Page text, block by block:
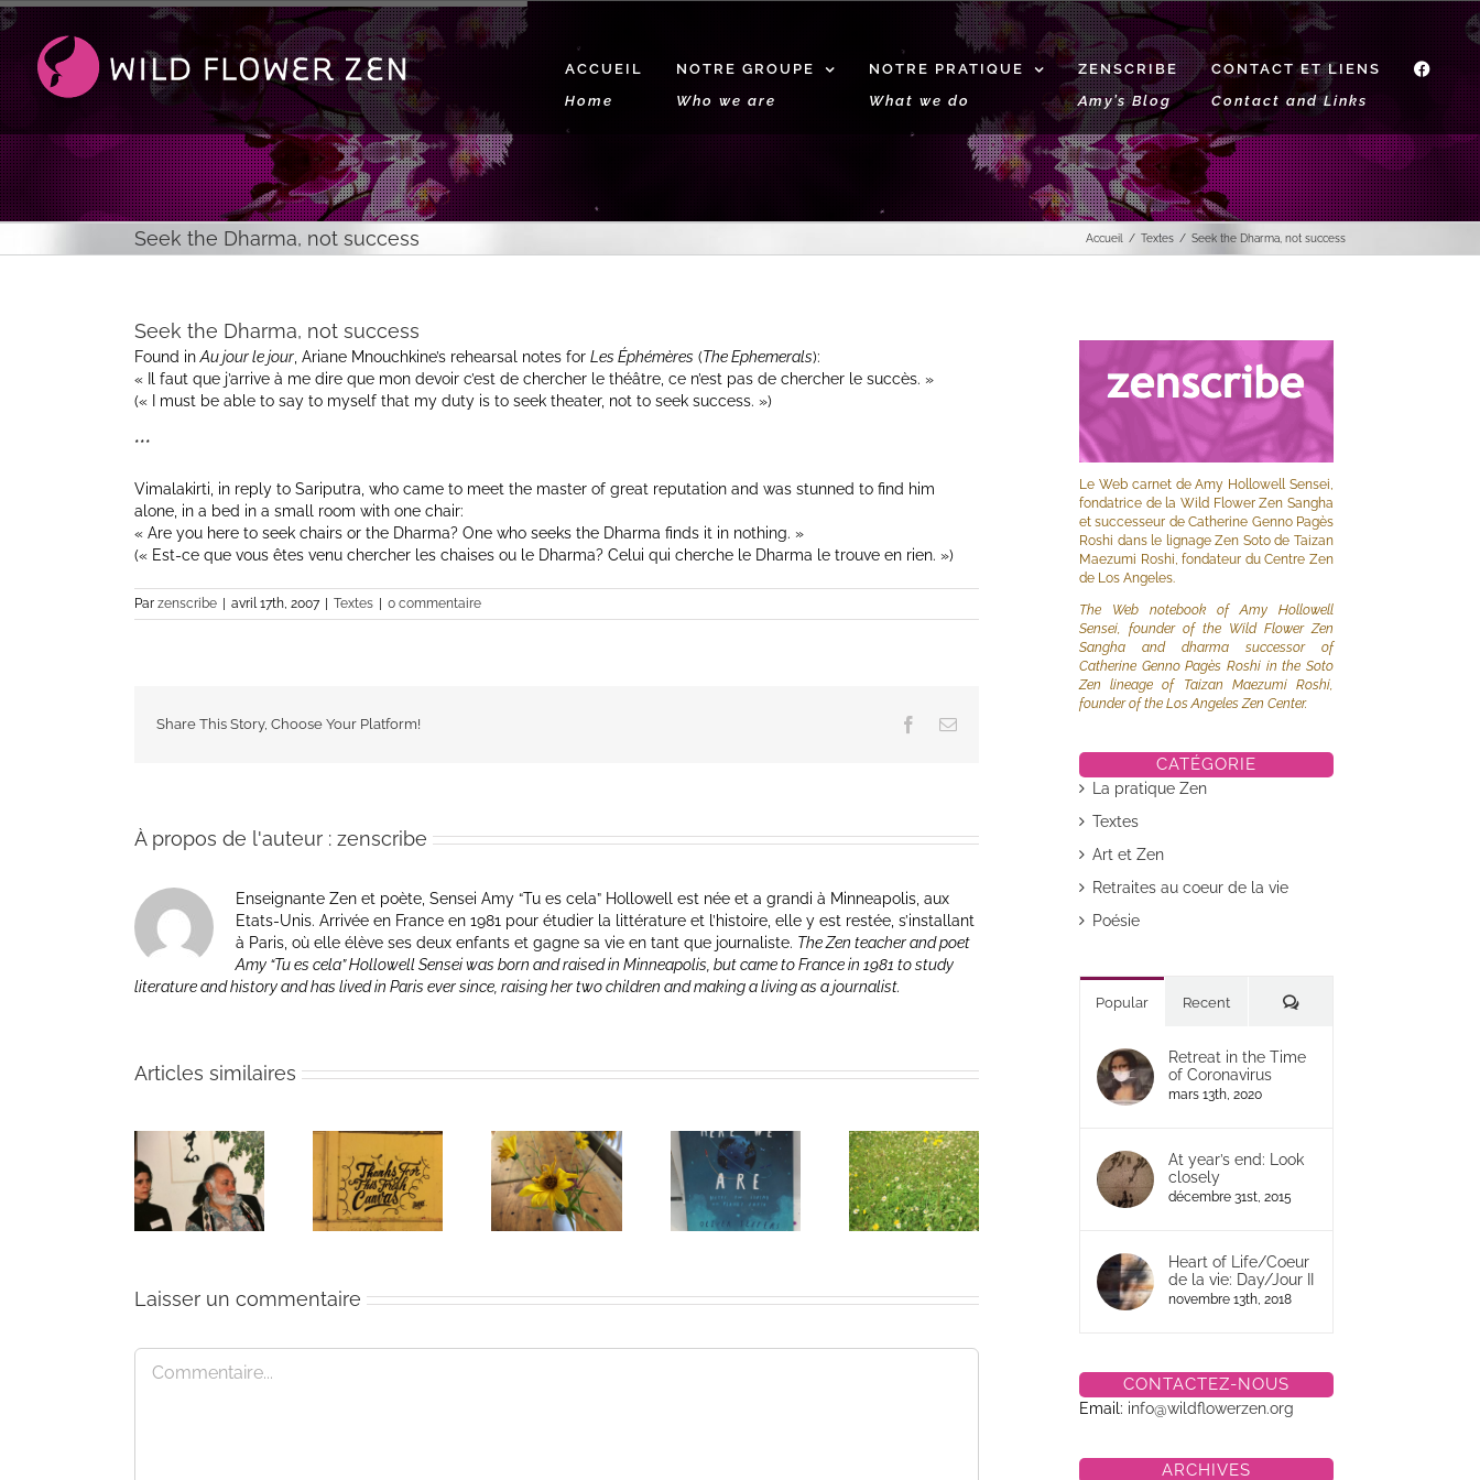
Passer
au
contenu
ACCUEIL
Home
NOTRE GROUPE
Who we are
NOTRE PRATIQUE
What we do
ZENSCRIBE
Amy’s Blog
CONTACT ET LIENS
Contact and Links
f
Seek the Dharma, not success Accueil Textes Seek the Dharma, not success
Seek the Dharma, not success
Found inAu jour le jour , Ariane Mnouchkine’s rehearsal notes for Les Éphémères (The Ephemerals):
« Il faut que j’arrive à me dire que mon devoir c’est de chercher le théâtre, ce n’est pas de chercher le succès. »
(« I must be able to say to myself that my duty is to seek theater, not to seek success. »)
***
Vimalakirti, in reply to Sariputra, who came to meet the master of great reputation and was stunned to find him
alone, in a bed in a small room with one chair:
« Are you here to seek chairs or the Dharma? One who seeks the Dharma finds it in nothing. »
(« Est-ce que vous êtes venu chercher les chaises ou le Dharma? Celui qui cherche le Dharma le trouve en rien. »)
Par zenscribe avril 17th, 2007 Textes 0 commentaire
Share This Story, Choose Your Platform! Facebook
Email
À propos de l'auteur : zenscribe
Enseignante Zen et poète, Sensei Amy “Tu es cela” Hollowell est née et a grandi à Minneapolis, aux
Etats-Unis. Arrivée en France en 1981 pour étudier la littérature et l’histoire, elle y est restée, s’installant
à Paris, où elle élève ses deux enfants et gagne sa vie en tant que journaliste. The Zen teacher and poet
Amy “Tu es cela” Hollowell Sensei was born and raised in Minneapolis, but came to France in 1981 to study
literature and history and has lived in Paris ever since, raising her two children and making a living as a journalist.
Articles similaires
Une toile
fraîche
Un bouquet
d’écriture et
méditation
I Can’t Do It
Without You
Heart of
Life/Coeur
de la vie: Day
Laisser un commentaire
Commentaire
Le Web carnet de Amy Hollowell Sensei,
fondatrice de la Wild Flower Zen Sangha
et successeur de Catherine Genno Pagès
Roshi dans le lignage Zen Soto de Taizan
Maezumi Roshi, fondateur du Centre Zen
de Los Angeles.
The Web notebook of Amy Hollowell
Sensei, founder of the Wild Flower Zen
Sangha and dharma successor of
Catherine Genno Pagès Roshi in the Soto
Zen lineage of Taizan Maezumi Roshi,
founder of the Los Angeles Zen Center.
CATÉGORIE
La pratique Zen
Textes
Art et Zen
Retraites au coeur de la vie
Poésie
Popular Recent Commentaires
Retreat in the Time
of Coronavirus
mars 13th, 2020
At year’s end: Look
closely
décembre 31st, 2015
Heart of Life/Coeur
de la vie: Day/Jour II
novembre 13th, 2018
CONTACTEZ-NOUS
Email: info@wildflowerzen.org
ARCHIVES